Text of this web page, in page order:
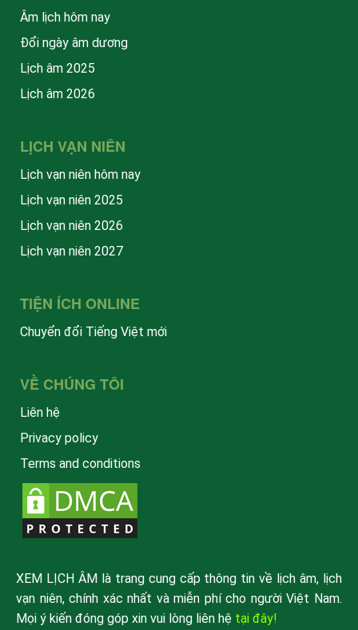
Âm lịch hôm nay
Đổi ngày âm dương
Lịch âm 2025
Lịch âm 2026
LỊCH VẠN NIÊN
Lịch vạn niên hôm nay
Lịch vạn niên 2025
Lịch vạn niên 2026
Lịch vạn niên 2027
TIỆN ÍCH ONLINE
Chuyển đổi Tiếng Việt mới
VỀ CHÚNG TÔI
Liên hệ
Privacy policy
Terms and conditions
XEM LỊCH ÂM là trang cung cấp thông tin về lịch âm, lịch
vạn niên, chính xác nhất và miễn phí cho người Việt Nam.
Mọi ý kiến đóng góp xin vui lòng liên hệ tại đây!